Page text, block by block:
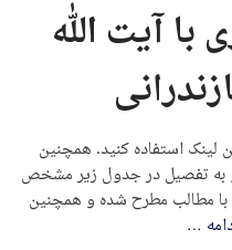
آیت الله
لینک استفاده کنید. همچنین
به تفصیل در جدول زیر مشخص
با مطالب مطرح شده و همچنین
…